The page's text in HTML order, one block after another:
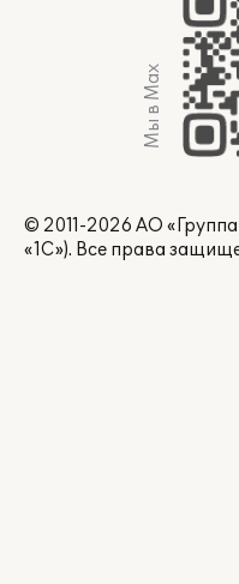
Мы в Max
© 2011-2026 АО
«1С»). Все права